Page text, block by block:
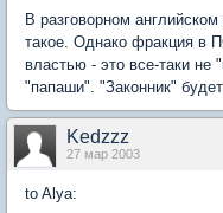
В разговорном
такое. Однако фракция в
властью - это все-таки
"папаши". "Законник"
Kedzzz
27 мар 2003
to Alya: